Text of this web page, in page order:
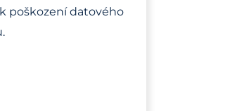
poškození datového